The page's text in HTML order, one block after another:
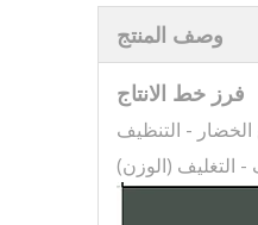
وصف المنتج
فرز خط الانتاج
الخضار - التنظيف
- التغليف (الوزن)